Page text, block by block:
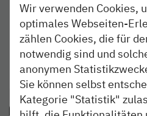
Alle angekündigten
Fahrplanänderungen im
Liste ansehen- Download
Link öffnet in
Wir verwenden Cookies,
optimales Webseiten-
zählen Cookies, die für
notwendig sind und
anonymen
Sie können selbst
Kategorie "Statistik"